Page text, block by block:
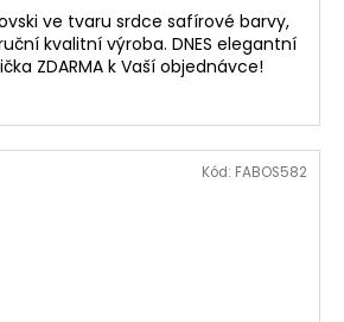
ve tvaru srdce safírové barvy,
kvalitní výroba. DNES elegantní
ZDARMA k Vaší objednávce!
Kód: FABOS582